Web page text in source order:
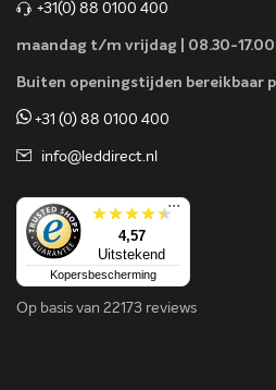
+31(0) 88 0100 400
maandag t/m vrijdag | 08.30-
Buiten openingstijden bereikbaar
+31 (0) 88 0100 400
info@leddirect.nl
4,57
Uitstekend
...
Kopersbescherming
Op basis van 22173 reviews